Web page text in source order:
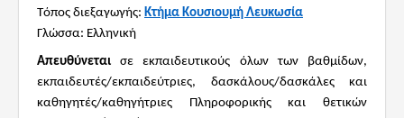
Τόπος διεξαγωγής: Κτήμα Κουσιουμή Λευκωσία
Γλώσσα: Ελληνική
Απευθύνεται σε εκπαιδευτικούς όλων των βαθμίδων,
εκπαιδευτές/εκπαιδεύτριες, δασκάλους/δασκάλες και
καθηγητές/καθηγήτριες Πληροφορικής και θετικών